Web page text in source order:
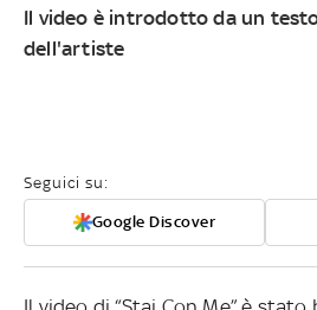
Il video è introdotto da un
dell'artiste
Seguici su:
Google Discover